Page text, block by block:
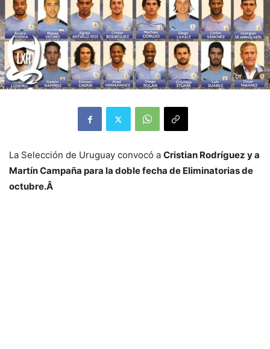
La Selección de Uruguay convocó a Cristian Rodríguez y a
Martín Campaña para la doble fecha de Eliminatorias de
octubre.Â